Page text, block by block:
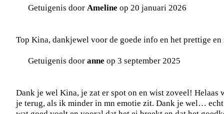
Getuigenis door Ameline op 20 januari 2026
Top Kina, dankjewel voor de goede info en het prettige
Getuigenis door anne op 3 september 2025
Dank je wel Kina, je zat er spot on en wist zoveel!
je terug, als ik minder in mn emotie zit. Dank je wel…